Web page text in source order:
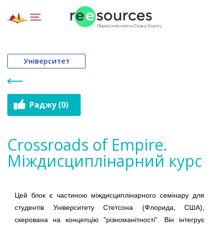
Університет
Раджу (0)
Crossroads of Empire.
Міждисциплінарний курс
Цей блок є частиною міждисциплінарного семінару для
студентів Університету Стетсона (Флорида, США),
скерована на концепцію "різноманітності". Він інтегрує